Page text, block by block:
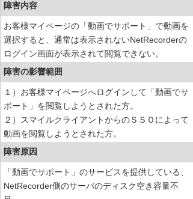
障害内容
お客様マイページの「動画でサポート」で動画を
選択すると、通常は表示されないNetRecorderの
ログイン画面が表示されて閲覧できない。
障害の影響範囲
１）お客様マイページへログインして「動画でサ
ポート」を閲覧しようとされた方。
２）スマイルクライアントからのＳＳＯによって
動画を閲覧しようとされた方。
障害原因
「動画でサポート」のサービスを提供している、
NetRecorder側のサーバのディスク空き容量不